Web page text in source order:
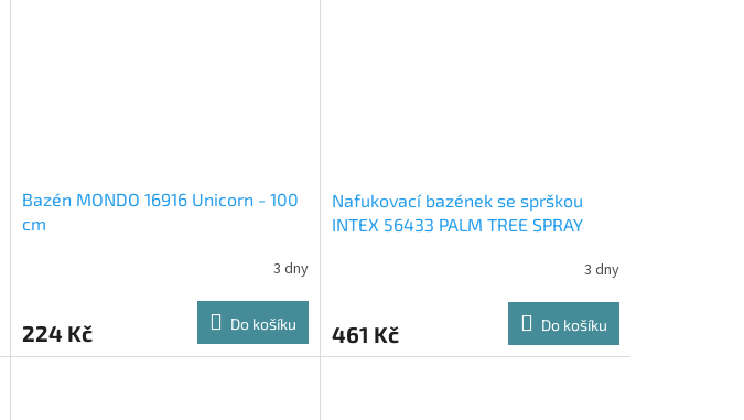
Bazén MONDO 16916 Unicorn - 100
cm
3 dny
224 Kč Do košíku
Nafukovací bazének se sprškou
INTEX 56433 PALM TREE SPRAY
3 dny
461 Kč Do košíku